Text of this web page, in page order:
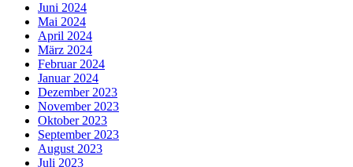
Juni 2024
Mai 2024
April 2024
März 2024
Februar 2024
Januar 2024
Dezember 2023
November 2023
Oktober 2023
September 2023
August 2023
Juli 2023